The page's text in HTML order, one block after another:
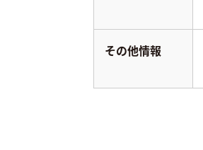
その他情報